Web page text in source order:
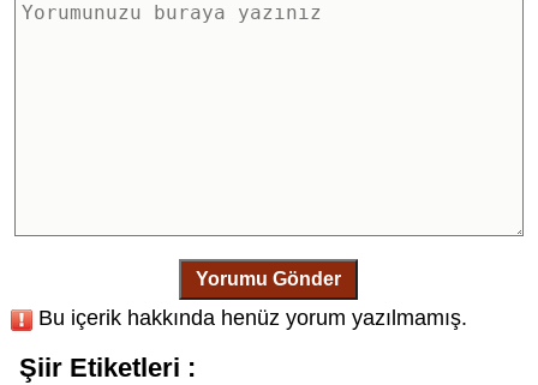
Yorumu Gönder
Bu içerik hakkında henüz yorum yazılmamış.
Şiir Etiketleri :